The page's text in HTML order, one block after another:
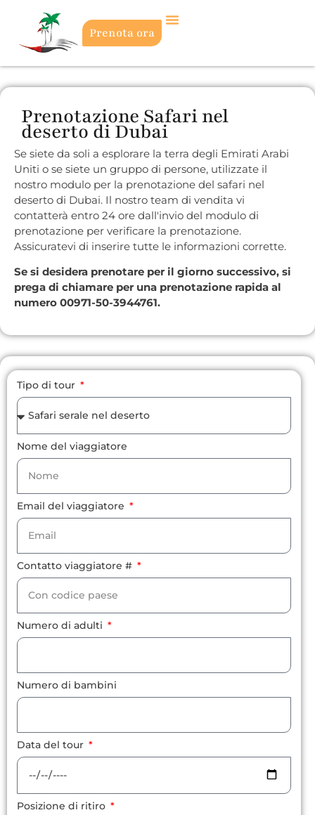
Prenota ora
Prenotazione Safari nel
deserto di Dubai
Se siete da soli a esplorare la terra degli Emirati Arabi
Uniti o se siete un gruppo di persone, utilizzate il
nostro modulo per la prenotazione del safari nel
deserto di Dubai. Il nostro team di vendita vi
contatterà entro 24 ore dall'invio del modulo di
prenotazione per verificare la prenotazione.
Assicuratevi di inserire tutte le informazioni corrette.
Se si desidera prenotare per il giorno successivo, si
prega di chiamare per una prenotazione rapida al
numero 00971-50-3944761.
Tipo di tour
Nome del viaggiatore
Email del viaggiatore
Contatto viaggiatore #
Numero di adulti
Numero di bambini
Data del tour
Posizione di ritiro